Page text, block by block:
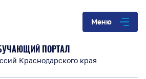
Меню
ПОРТАЛ
Краснодарского края